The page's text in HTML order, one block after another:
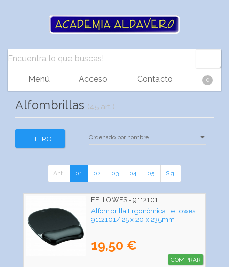
Menú Acceso Contacto 0
Alfombrillas (45 art.)
FILTRO
Ant. 01 02 03 04 05 Sig.
FELLOWES - 9112101
Alfombrilla Ergonómica Fellowes
9112101/ 25 x 20 x 235mm
19,50 €
COMPRAR